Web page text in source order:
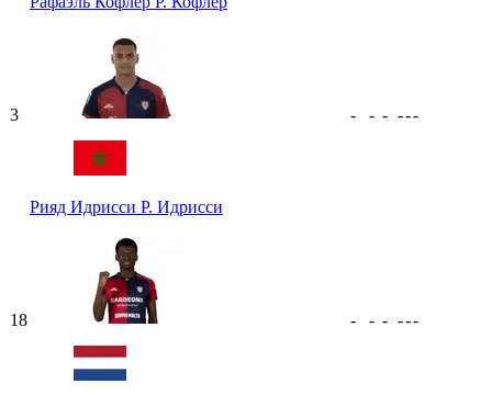
3
Рияд Идрисси Р. Идрисси
- - - ---
18 - - - ---